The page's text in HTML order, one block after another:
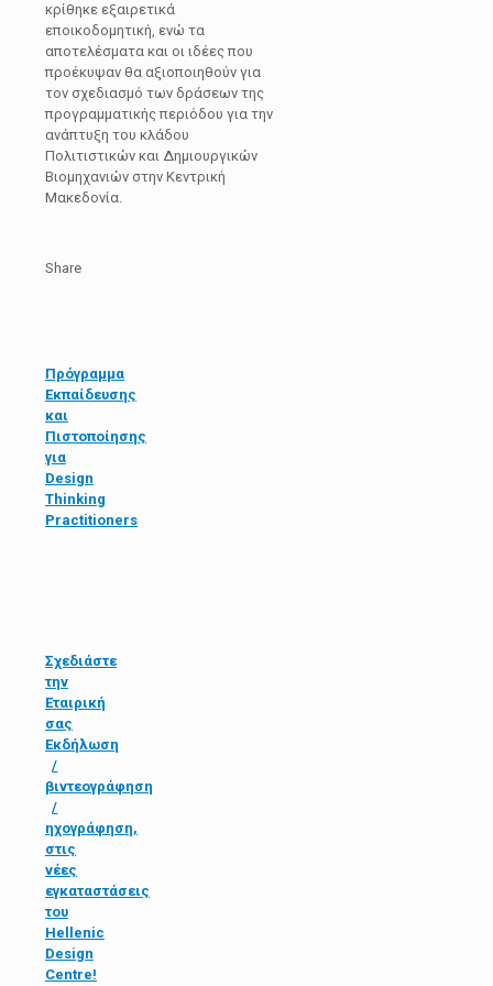
κρίθηκε εξαιρετικά
εποικοδομητική, ενώ τα
αποτελέσματα και οι ιδέες που
προέκυψαν θα αξιοποιηθούν για
τον σχεδιασμό των δράσεων της
προγραμματικής περιόδου για την
ανάπτυξη του κλάδου
Πολιτιστικών και Δημιουργικών
Βιομηχανιών στην Κεντρική
Μακεδονία.
Share
Πρόγραμμα
Εκπαίδευσης
και
Πιστοποίησης
για
Design
Thinking
Practitioners
Σχεδιάστε
την
Εταιρική
σας
Εκδήλωση
/
βιντεογράφηση
/
ηχογράφηση,
στις
νέες
εγκαταστάσεις
του
Hellenic
Design
Centre!